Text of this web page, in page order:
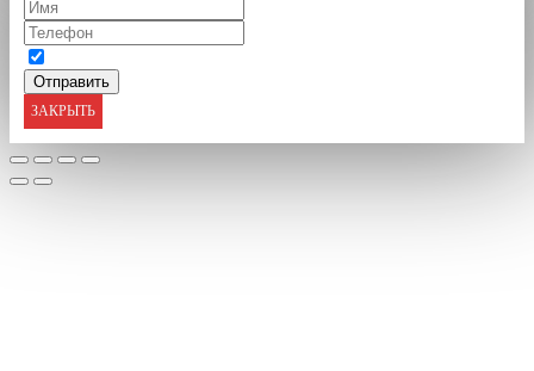
ЗАКРЫТЬ